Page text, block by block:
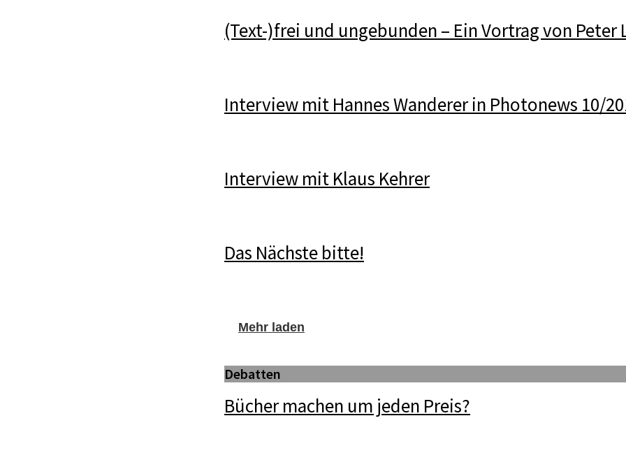
(Text-)frei und ungebunden – Ein Vortrag von Peter
Interview mit Hannes Wanderer in Photonews 10/
Interview mit Klaus Kehrer
Das Nächste bitte!
Mehr laden
Debatten
Bücher machen um jeden Preis?